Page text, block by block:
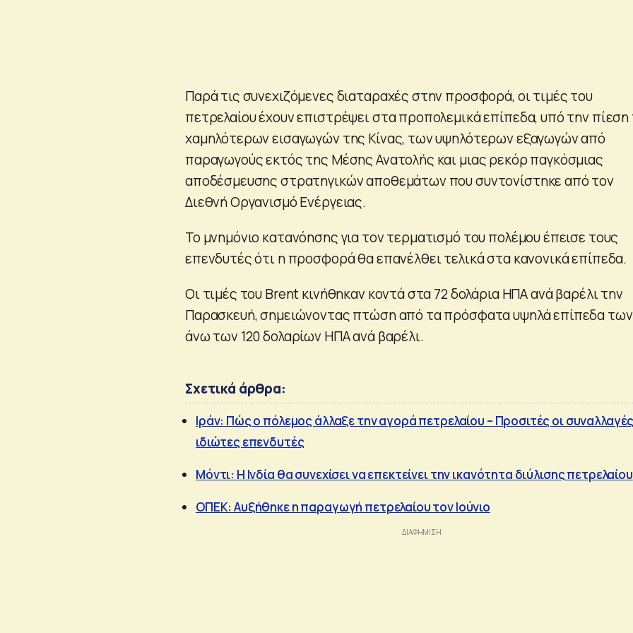
Παρά τις συνεχιζόμενες διαταραχές στην προσφορά, οι τιμές του
πετρελαίου έχουν επιστρέψει στα προπολεμικά επίπεδα, υπό την
χαμηλότερων εισαγωγών της Κίνας, των υψηλότερων εξαγωγών από
παραγωγούς εκτός της Μέσης Ανατολής και μιας ρεκόρ παγκόσμιας
αποδέσμευσης στρατηγικών αποθεμάτων που συντονίστηκε από τον
Διεθνή Οργανισμό Ενέργειας.
Το μνημόνιο κατανόησης για τον τερματισμό του πολέμου έπεισε τους
επενδυτές ότι η προσφορά θα επανέλθει τελικά στα κανονικά επίπεδα.
Οι τιμές του Brent κινήθηκαν κοντά στα 72 δολάρια ΗΠΑ ανά βαρέλι την
Παρασκευή, σημειώνοντας πτώση από τα πρόσφατα υψηλά επίπεδα των
άνω των 120 δολαρίων ΗΠΑ ανά βαρέλι.
Σχετικά άρθρα:
Ιράν: Πώς ο πόλεμος άλλαξε την αγορά πετρελαίου – Προσιτές οι
ιδιώτες επενδυτές
Μόντι: Η Ινδία θα συνεχίσει να επεκτείνει την ικανότητα διύλισης πετρελαίου
ΟΠΕΚ: Αυξήθηκε η παραγωγή πετρελαίου τον Ιούνιο